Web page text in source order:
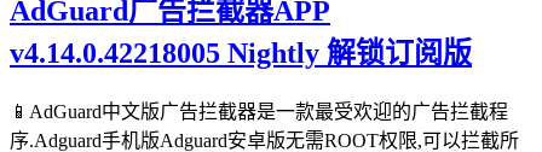
AdGuard广告拦截器APP
v4.14.0.42218005 Nightly 解锁订阅版
📱AdGuard中文版广告拦截器是一款最受欢迎的广告拦截程
序.Adguard手机版Adguard安卓版无需ROOT权限,可以拦截所